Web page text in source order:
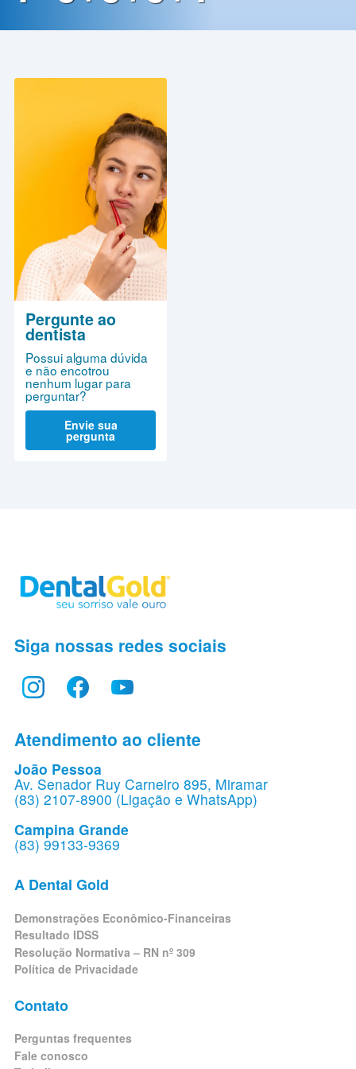
de
Pergunte ao
dentista
Possui alguma dúvida
e não encotrou
nenhum lugar para
perguntar?
Envie sua
pergunta
Siga nossas redes sociais
Atendimento ao cliente
João Pessoa
Av. Senador Ruy Carneiro 895, Miramar
(83) 2107-8900 (Ligação e WhatsApp)
Campina Grande
(83) 99133-9369
A Dental Gold
Demonstrações Econômico-Financeiras
Resultado IDSS
Resolução Normativa – RN nº 309
Política de Privacidade
Contato
Perguntas frequentes
Fale conosco